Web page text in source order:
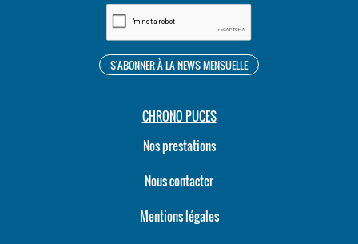
CHRONO PUCES
Nos prestations
Nous contacter
Mentions légales